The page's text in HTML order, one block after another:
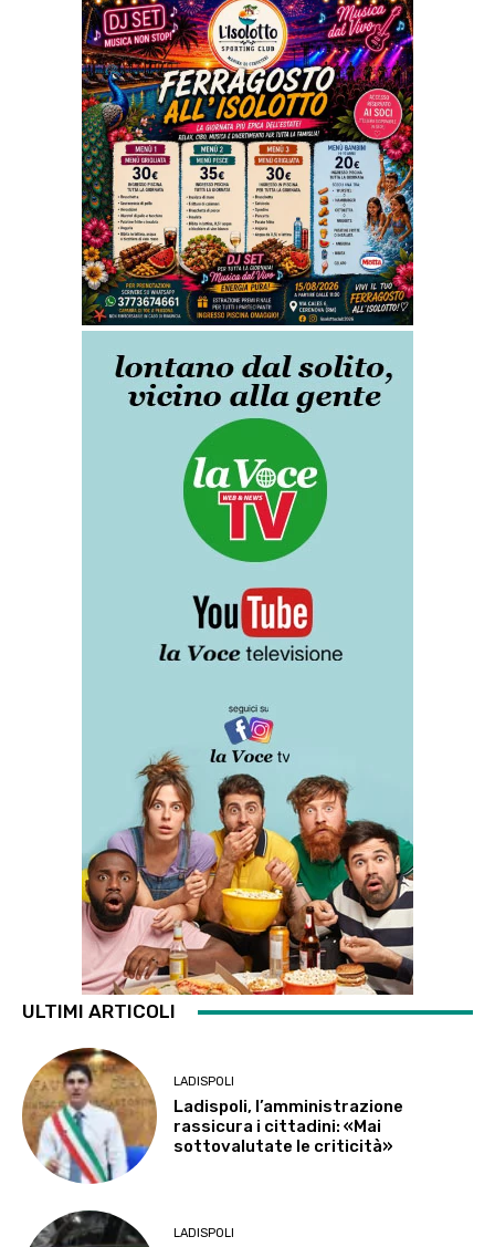
ULTIMI ARTICOLI
LADISPOLI
Ladispoli, l’amministrazione
rassicura i cittadini: «Mai
sottovalutate le criticità»
LADISPOLI